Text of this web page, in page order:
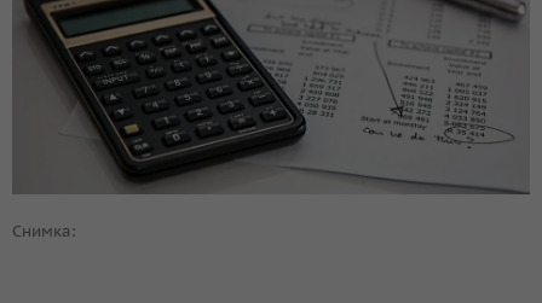
Снимка: